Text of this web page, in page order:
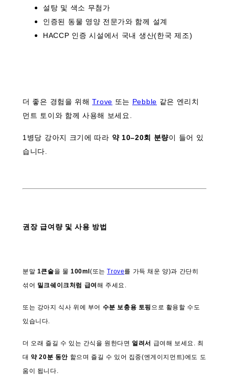
설탕 및 색소 무첨가
인증된 동물 영양 전문가와 함께 설계
HACCP 인증 시설에서 국내 생산(한국 제조)
더 좋은 경험을 위해Trove 또는 Pebble 같은 엔리치
먼트 토이와 함께 사용해 보세요.
1병당 강아지 크기에 따라 약 10–20회 분량이 들어 있
습니다.
권장 급여량 및 사용 방법
분말 1큰술을 물100ml(또는Trove를 가득 채운 양)과 간단히
섞어 밀크쉐이크처럼 급여 해 주세요.
또는 강아지 식사 위에 부어 수분 보충용 토핑 으로 활용할 수도
있습니다.
더 오래 즐길 수 있는 간식을 원한다면 얼려서 급여해 보세요. 최
대 약 20분 동안 핥으며 즐길 수 있어 집중(엔게이지먼트)에도 도
움이 됩니다.